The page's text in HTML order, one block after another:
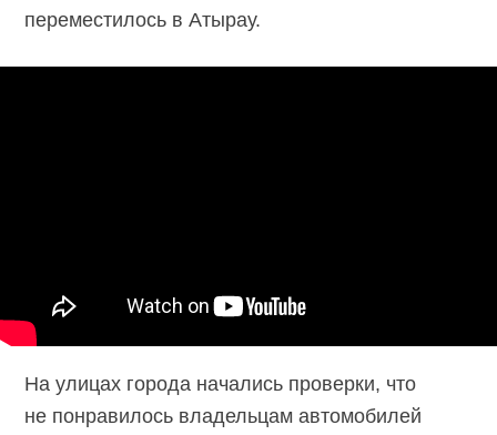
переместилось в Атырау.
На улицах города начались проверки, что
не понравилось владельцам автомобилей